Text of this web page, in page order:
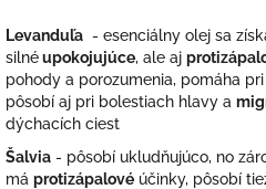
Levanduľa - esenciálny olej sa
silnéupokojujúce, ale aj
pohody a porozumenia, pomáha pri
pôsobí aj pri bolestiach hlavy a
dýchacích ciest
Šalvia - pôsobí ukludňujúco, no
má protizápalové účinky, pôsobí